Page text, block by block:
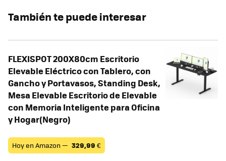
También te puede interesar
FLEXISPOT 200X80cm Escritorio
Elevable Eléctrico con Tablero, con
Gancho y Portavasos, Standing Desk,
Mesa Elevable Escritorio de Elevable
con Memoria Inteligente para Oficina
y Hogar(Negro)
Hoy en Amazon — 329,99 €